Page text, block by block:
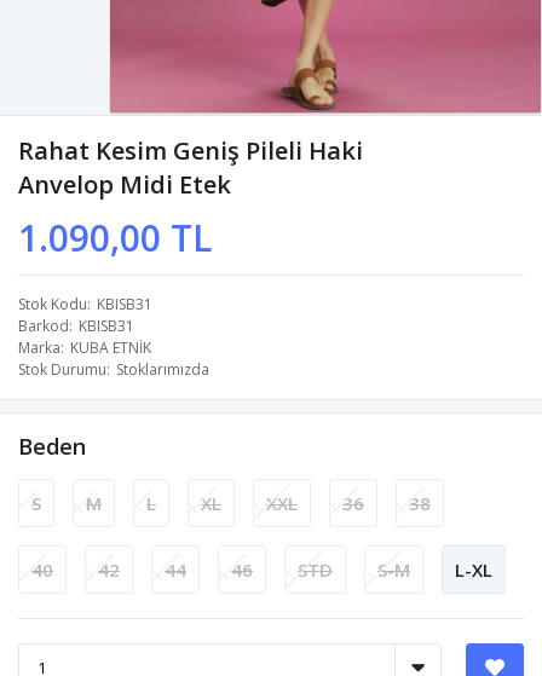
Rahat Kesim Geniş Pileli Haki
Anvelop Midi Etek
1.090,00 TL
Stok Kodu KBISB31
Barkod KBISB31
Marka KUBA ETNİK
Stok Durumu Stoklarımızda
Beden
S M L XL XXL 36 38
40 42 44 46 STD S-M L-XL